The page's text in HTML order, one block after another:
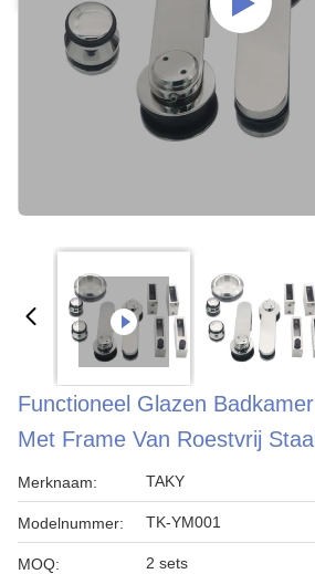
Functioneel Glazen
Met Frame Van Roestvrij
Merknaam: TAKY
Modelnummer: TK-YM001
MOQ: 2 sets